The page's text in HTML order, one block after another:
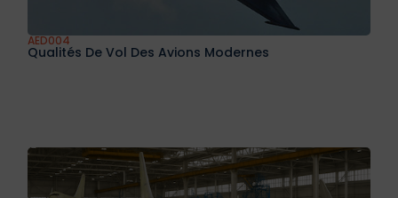
AED004
Qualités De Vol Des Avions Modernes